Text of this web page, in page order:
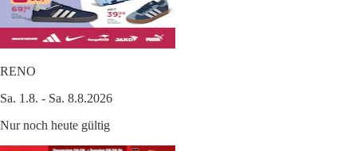
RENO
Sa. 1.8. - Sa. 8.8.2026
Nur noch heute gültig